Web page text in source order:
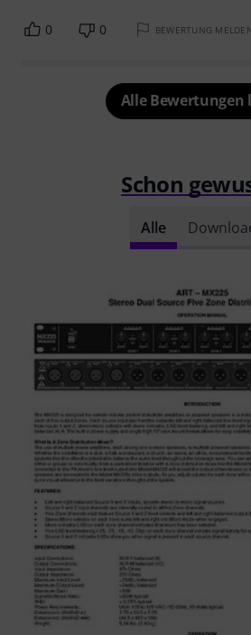
0 0 BEWERTUNG
Alle Bewertungen
Schon
Alle